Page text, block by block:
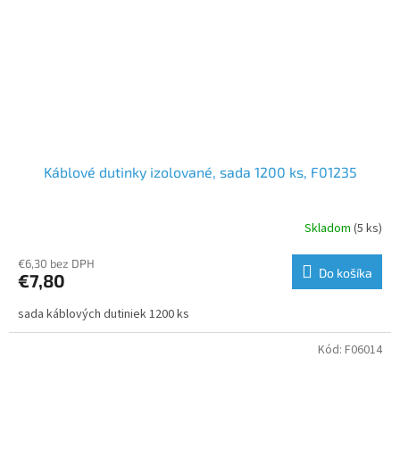
Káblové dutinky izolované, sada 1200 ks, F01235
Skladom (5 ks)
€6,30 bez DPH
€7,80 Do košíka
sada káblových dutiniek 1200 ks
Kód: F06014